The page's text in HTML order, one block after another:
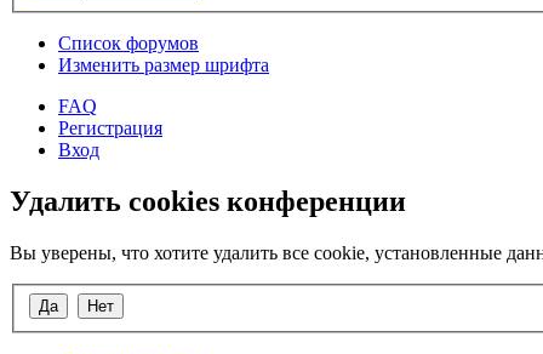
Список форумов
Изменить размер шрифта
FAQ
Регистрация
Вход
Удалить cookies конференции
Вы уверены, что хотите удалить все cookie, установленные